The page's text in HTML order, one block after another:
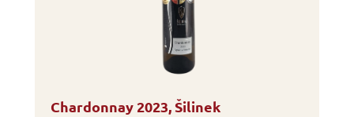
Chardonnay 2023, Šilinek